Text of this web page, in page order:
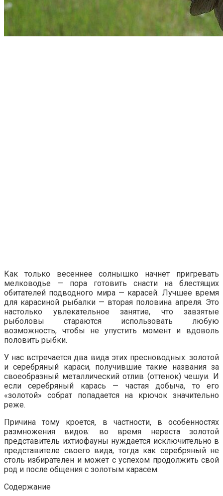
Как только весеннее солнышко начнет пригревать
мелководье — пора готовить снасти на блестящих
обитателей подводного мира — карасей. Лучшее время
для карасиной рыбалки — вторая половина апреля. Это
настолько увлекательное занятие, что завзятые
рыболовы стараются использовать любую
возможность, чтобы не упустить момент и вдоволь
половить рыбки.
У нас встречается два вида этих пресноводных: золотой
и серебряный караси, получившие такие названия за
своеобразный металлический отлив (оттенок) чешуи. И
если серебряный карась — частая добыча, то его
«золотой» собрат попадается на крючок значительно
реже.
Причина тому кроется, в частности, в особенностях
размножения видов: во время нереста золотой
представитель ихтиофауны нуждается исключительно в
представителе своего вида, тогда как серебряный не
столь избирателен и может с успехом продолжить свой
род и после общения с золотым карасем.
Содержание